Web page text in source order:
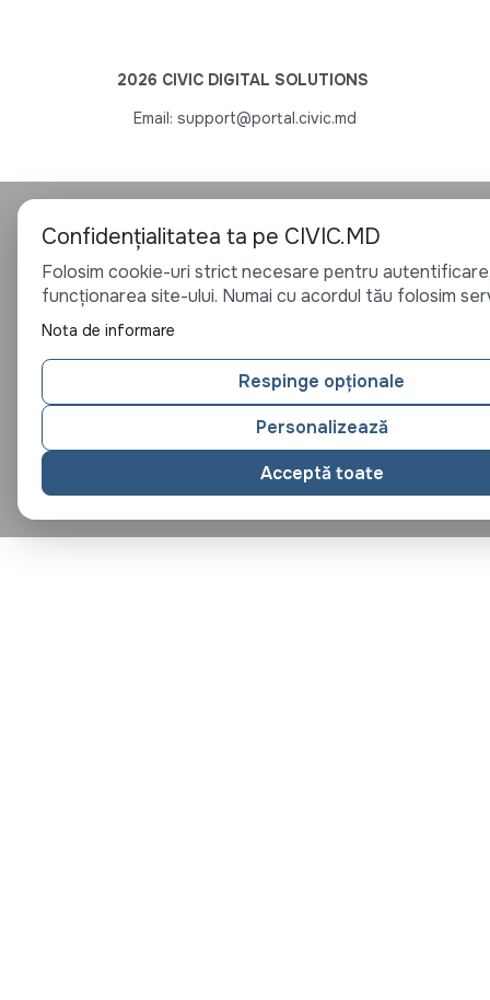
2026 CIVIC DIGITAL SOLUTIONS
Email: support@portal.civic.md
Confidențialitatea ta pe CIVIC.MD
Folosim cookie-uri strict necesare pentru
funcționarea site-ului. Numai cu acordul tău folosim
Nota de informare
Respinge opționale
Personalizează
Acceptă toate